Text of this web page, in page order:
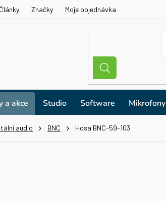
Články Značky Moje objednávka
a akce Studio Software Mikrofony
audio BNC Hosa BNC-59-103